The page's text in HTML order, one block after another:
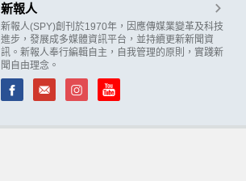
新報人
新報人(SPY)創刊於1970年，因應傳媒業變革及科技
進步，發展成多媒體資訊平台，並持續更新新聞資
訊。新報人奉行編輯自主，自我管理的原則，實踐新
聞自由理念。